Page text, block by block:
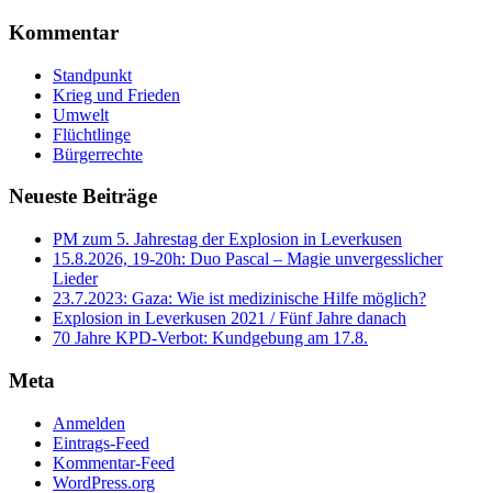
Kommentar
Standpunkt
Krieg und Frieden
Umwelt
Flüchtlinge
Bürgerrechte
Neueste Beiträge
PM zum 5. Jahrestag der Explosion in Leverkusen
15.8.2026, 19-20h: Duo Pascal – Magie unvergesslicher
Lieder
23.7.2023: Gaza: Wie ist medizinische Hilfe möglich?
Explosion in Leverkusen 2021 / Fünf Jahre danach
70 Jahre KPD‑Verbot: Kundgebung am 17.8.
Meta
Anmelden
Eintrags-Feed
Kommentar-Feed
WordPress.org